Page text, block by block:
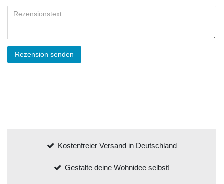
Rezension senden
Kostenfreier Versand in Deutschland
Gestalte deine Wohnidee selbst!